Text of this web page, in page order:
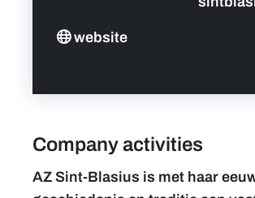
website
Company activities
AZ Sint-Blasius is met haar